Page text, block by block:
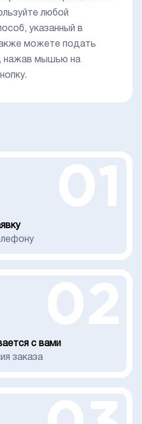
любой
указанный в
можете подать
нажав мышью на
с вами
заказа